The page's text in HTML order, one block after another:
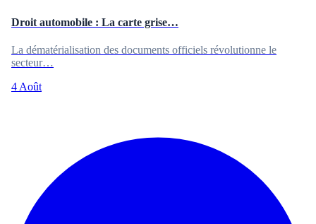
Droit automobile : La carte grise…
La dématérialisation des documents officiels révolutionne le
secteur…
4 Août